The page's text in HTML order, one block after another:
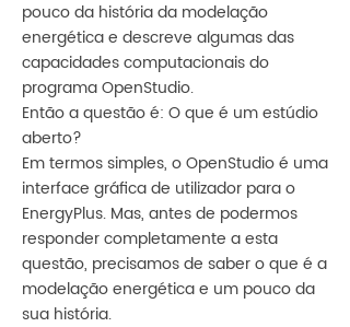
pouco da história da modelação
energética e descreve algumas das
capacidades computacionais do
programa OpenStudio.
Então a questão é: O que é um estúdio
aberto?
Em termos simples, o OpenStudio é uma
interface gráfica de utilizador para o
EnergyPlus. Mas, antes de podermos
responder completamente a esta
questão, precisamos de saber o que é a
modelação energética e um pouco da
sua história.